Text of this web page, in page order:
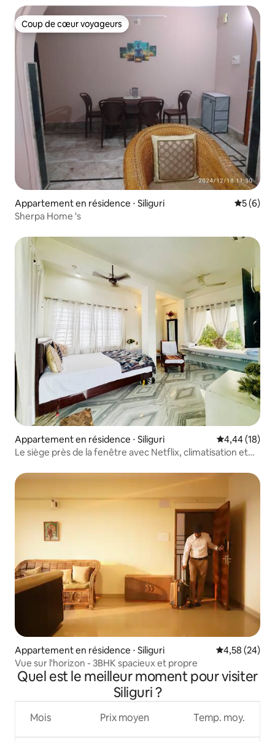
Coup de cœur voyageurs
Coup de cœur voyageurs
Appartement en résidence ⋅ Siliguri
5 (6)
Sherpa Home 's
Appartement en résidence ⋅ Siliguri Évaluation
4,44 (18)
Le siège près de la fenêtre avec Netflix, climatisation et
Appartement en résidence ⋅ Siliguri Évaluation
4,58 (24)
Vue sur l'horizon - 3BHK spacieux et propre
Quel est le meilleur moment pour visiter
Siliguri ?
Mois Prix moyen Temp. moy.